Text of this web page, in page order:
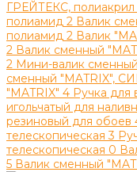
ГРЕЙТЕКС, полиакрил
полиамид 2 Валик
полиамид 2 Валик
2 Валик сменный
2 Мини-валик
сменный "MATRIX",
"MATRIX" 4 Ручка для
игольчатый для
резиновый для обоев
телескопическая3
телескопическая 0
5 Валик сменный